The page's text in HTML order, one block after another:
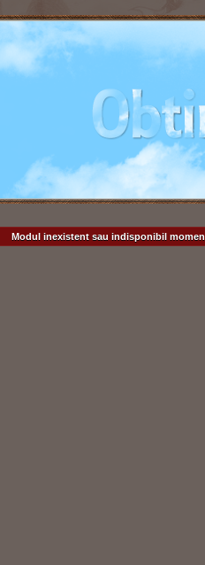
Modul inexistent sau indisponibil